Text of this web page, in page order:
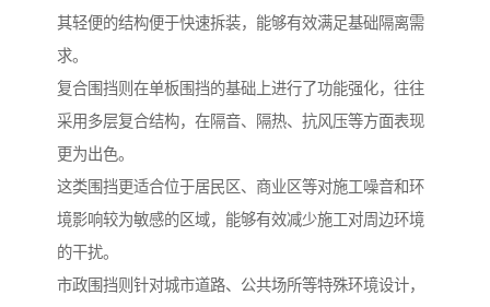
其轻便的结构便于快速拆装，能够有效满足基础隔离需
求。
复合围挡则在单板围挡的基础上进行了功能强化，往往
采用多层复合结构，在隔音、隔热、抗风压等方面表现
更为出色。
这类围挡更适合位于居民区、商业区等对施工噪音和环
境影响较为敏感的区域，能够有效减少施工对周边环境
的干扰。
市政围挡则针对城市道路、公共场所等特殊环境设计，